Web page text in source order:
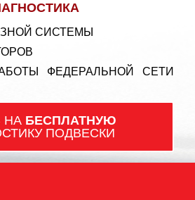
СИСТЕМЫ
ФЕДЕРАЛЬНОЙ СЕТИ
НА БЕСПЛАТНУЮ
ПОДВЕСКИ